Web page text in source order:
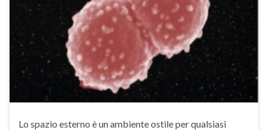
Lo spazio esterno è un ambiente ostile per qualsiasi